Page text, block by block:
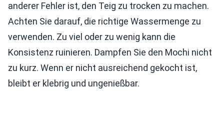
anderer Fehler ist, den Teig zu trocken zu machen.
Achten Sie darauf, die richtige Wassermenge zu
verwenden. Zu viel oder zu wenig kann die
Konsistenz ruinieren. Dampfen Sie den Mochi nicht
zu kurz. Wenn er nicht ausreichend gekocht ist,
bleibt er klebrig und ungenießbar.